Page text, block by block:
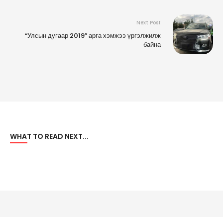
Next Post
“Улсын дугаар 2019” арга хэмжээ үргэлжилж
байна
WHAT TO READ NEXT...